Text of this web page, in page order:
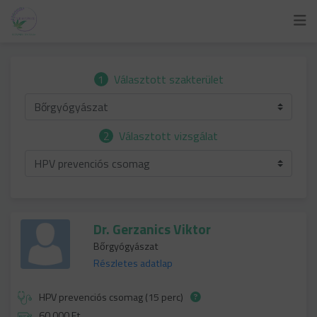
1
Választott szakterület
Bőrgyógyászat
2 Választott vizsgálat
HPV prevenciós csomag
Dr. Gerzanics Viktor
Bőrgyógyászat
Részletes adatlap
HPV prevenciós csomag (15 perc)